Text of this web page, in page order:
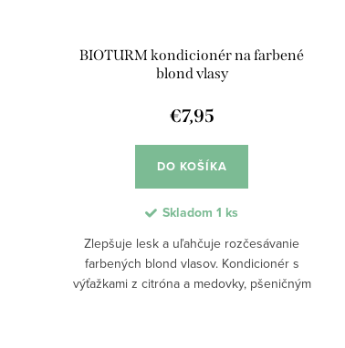
BIOTURM kondicionér na farbené
blond vlasy
€7,95
DO KOŠÍKA
Skladom 1 ks
Zlepšuje lesk a uľahčuje rozčesávanie
farbených blond vlasov. Kondicionér s
výťažkami z citróna a medovky, pšeničným